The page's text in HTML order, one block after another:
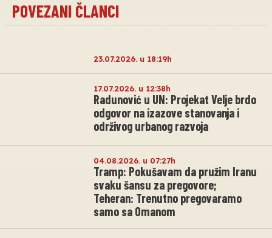
POVEZANI ČLANCI
23.07.2026. u 18:19h
17.07.2026. u 12:38h
Radunović u UN: Projekat Velje brdo
odgovor na izazove stanovanja i
održivog urbanog razvoja
04.08.2026. u 07:27h
Tramp: Pokušavam da pružim Iranu
svaku šansu za pregovore;
Teheran: Trenutno pregovaramo
samo sa Omanom